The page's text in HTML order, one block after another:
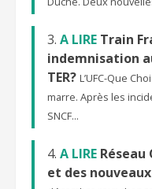
A LIRE Train
indemnisation
TER? L’UFC-Que
marre. Après les
SNCF...
A LIRE Réseau
et des